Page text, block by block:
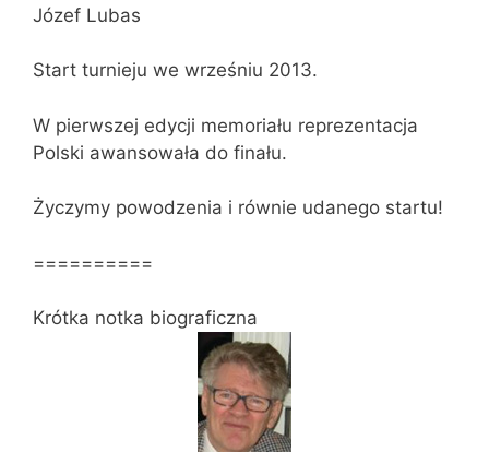
Józef Lubas
Start turnieju we wrześniu 2013.
W pierwszej edycji memoriału reprezentacja
Polski awansowała do finału.
Życzymy powodzenia i równie udanego startu!
==========
Krótka notka biograficzna